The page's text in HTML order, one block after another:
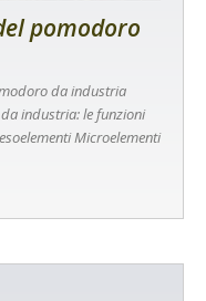
pomodoro
da industria
industria: le funzioni
Microelementi